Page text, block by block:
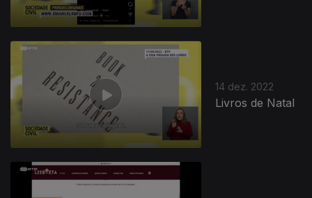
14 dez. 2022
Livros de Natal